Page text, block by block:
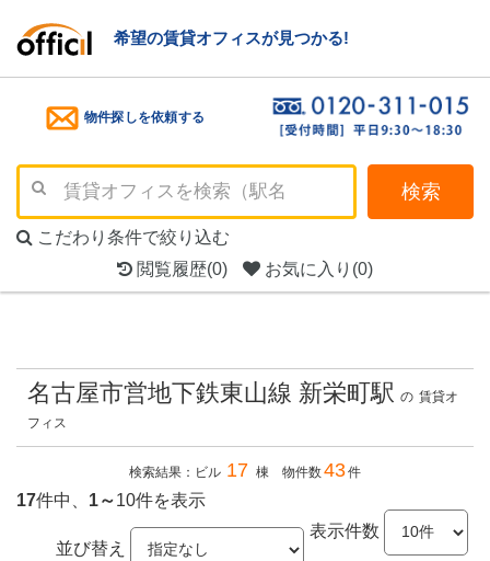
希望の賃貸オフィスが見つかる!
物件探しを依頼する
検索
こだわり条件で絞り込む
閲覧履歴(0) お気に入り (0)
名古屋市営地下鉄東山線 新栄町駅 の 賃貸オ
フィス
検索結果：ビル 17 棟 物件数43件
17件中、 1～10件を表示
表示件数
並び替え